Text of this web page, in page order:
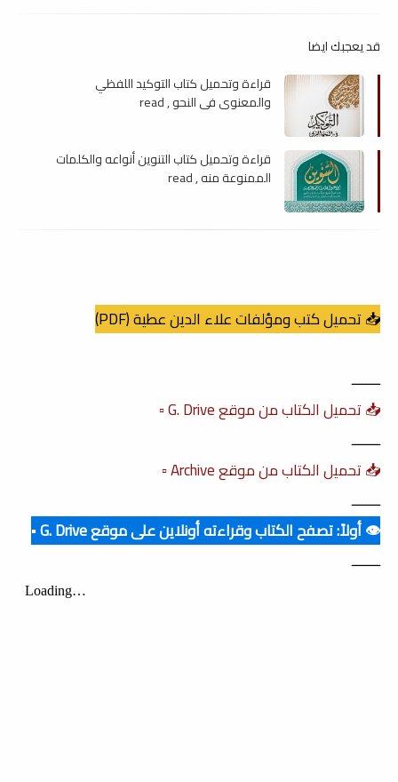
قد يعجبك ايضا
قراءة وتحميل كتاب التوكيد اللفظي
والمعنوي في النحو , read
قراءة وتحميل كتاب التنوين أنواعه والكلمات
الممنوعة منه , read
📥 تحميل كتب ومؤلفات علاء الدين عطية (PDF)
ــــــــ
📥 تحميل الكتاب من موقع G. Drive ▫️
ــــــــ
📥 تحميل الكتاب من موقع Archive ▫️
ــــــــ
👁️ أولاً: تصفح الكتاب وقراءته أونلاين على موقع G. Drive ▪️
ــــــــ